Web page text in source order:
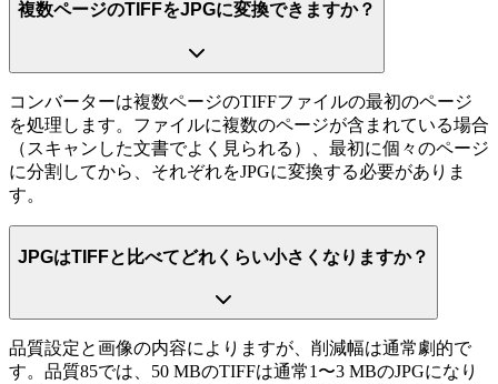
複数ページのTIFFをJPGに変換できますか？
コンバーターは複数ページのTIFFファイルの最初のページ
を処理します。ファイルに複数のページが含まれている場合
（スキャンした文書でよく見られる）、最初に個々のページ
に分割してから、それぞれをJPGに変換する必要がありま
す。
JPGはTIFFと比べてどれくらい小さくなりますか？
品質設定と画像の内容によりますが、削減幅は通常劇的で
す。品質85では、50 MBのTIFFは通常1〜3 MBのJPGになり